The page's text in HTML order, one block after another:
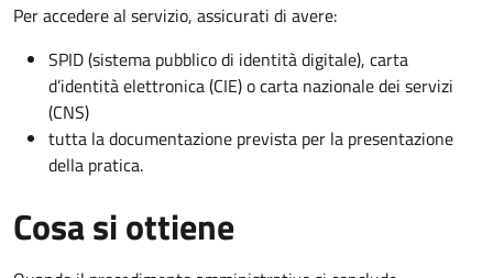
Per accedere al servizio, assicurati di avere:
SPID (sistema pubblico di identità digitale), carta
d’identità elettronica (CIE) o carta nazionale dei servizi
(CNS)
tutta la documentazione prevista per la presentazione
della pratica.
Cosa si ottiene